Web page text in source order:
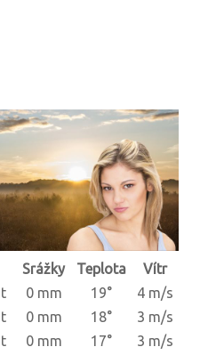
Srážky Teplota
Vítr
0 mm 19°
4 m/s
0 mm 18°
3 m/s
0 mm 17°
3 m/s